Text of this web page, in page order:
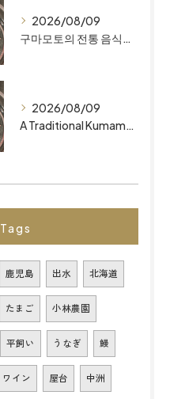
2026/08/09
구마모토의 전통 음식 후쿠오카 최고의 레스토랑을 찾고 계신가요? ‘마이즈루 키친’에서 정통의 무첨가 오마카세를 만나보세요.
2026/08/09
A Traditional Kumamoto Dish: Basashi Looking for the Best Restaurants in Fukuoka? Discover Authentic, Additive-Free Omakase at MAIZURU KITCHEN
Tags
鹿児島 出水 北海道
たまご 小林農園
平飼い うなぎ 鰻
ワイン 屋台 中洲